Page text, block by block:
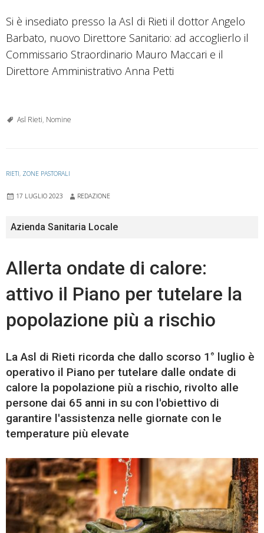
Si è insediato presso la Asl di Rieti il dottor Angelo
Barbato, nuovo Direttore Sanitario: ad accoglierlo il
Commissario Straordinario Mauro Maccari e il
Direttore Amministrativo Anna Petti
Asl Rieti, Nomine
RIETI, ZONE PASTORALI
17 LUGLIO 2023 REDAZIONE
Azienda Sanitaria Locale
Allerta ondate di calore:
attivo il Piano per tutelare la
popolazione più a rischio
La Asl di Rieti ricorda che dallo scorso 1° luglio è
operativo il Piano per tutelare dalle ondate di
calore la popolazione più a rischio, rivolto alle
persone dai 65 anni in su con l'obiettivo di
garantire l'assistenza nelle giornate con le
temperature più elevate